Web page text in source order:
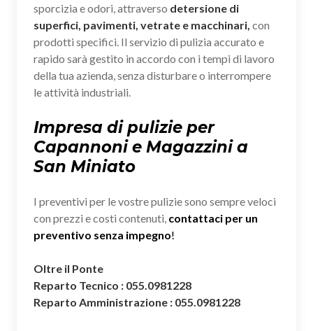
sporcizia e odori, attraverso detersione di
superfici, pavimenti, vetrate e macchinari, con
prodotti specifici. Il servizio di pulizia accurato e
rapido sarà gestito in accordo con i tempi di lavoro
della tua azienda, senza disturbare o interrompere
le attività industriali.
Impresa di pulizie per
Capannoni e Magazzini a
San Miniato
I preventivi per le vostre pulizie sono sempre veloci
con prezzi e costi contenuti, contattaci per un
preventivo senza impegno!
Oltre il Ponte
Reparto Tecnico : 055.0981228
Reparto Amministrazione : 055.0981228